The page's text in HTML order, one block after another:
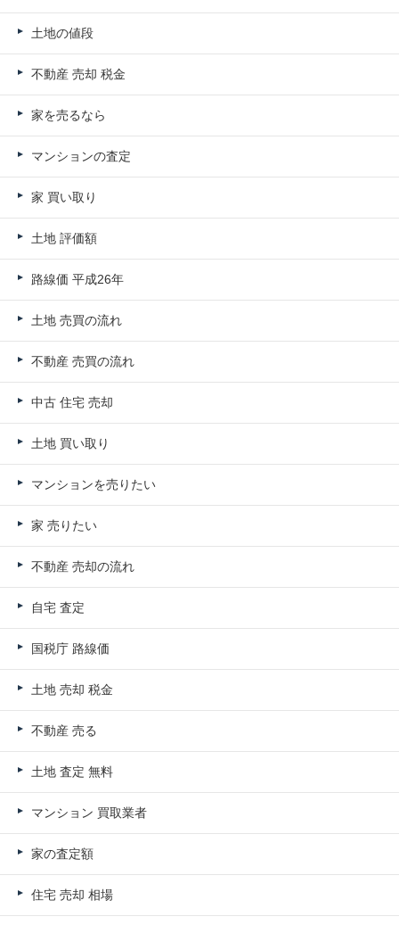
土地の値段
不動産 売却 税金
家を売るなら
マンションの査定
家 買い取り
土地 評価額
路線価 平成26年
土地 売買の流れ
不動産 売買の流れ
中古 住宅 売却
土地 買い取り
マンションを売りたい
家 売りたい
不動産 売却の流れ
自宅 査定
国税庁 路線価
土地 売却 税金
不動産 売る
土地 査定 無料
マンション 買取業者
家の査定額
住宅 売却 相場